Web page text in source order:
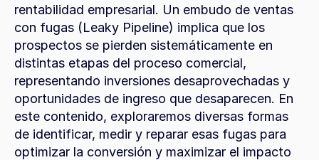
rentabilidad empresarial. Un embudo de ventas
con fugas (Leaky Pipeline) implica que los
prospectos se pierden sistemáticamente en
distintas etapas del proceso comercial,
representando inversiones desaprovechadas y
oportunidades de ingreso que desaparecen. En
este contenido, exploraremos diversas formas
de identificar, medir y reparar esas fugas para
optimizar la conversión y maximizar el impacto